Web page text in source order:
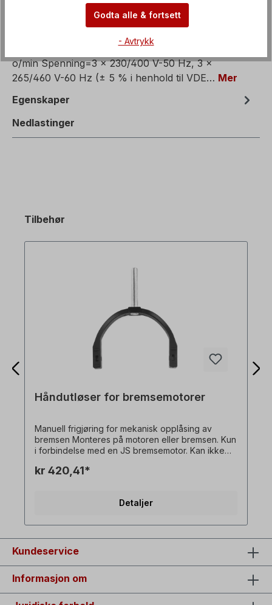
Bremsemotor, effekt=0,12 kW, hastighet=1000
o/min Spenning=3 x 230/400 V-50 Hz, 3 x
265/460 V-60 Hz (± 5 % i henhold til VDE… Mer
Egenskaper
Nedlastinger
Tilbehør
Håndutløser for bremsemotorer
Manuell frigjøring for mekanisk opplåsing av
bremsen Monteres på motoren eller bremsen. Kun
i forbindelse med en JS bremsemotor. Kan ikke
uforpliktende eksempler! Med forbehold om
kr 420,41*
Detaljer
Kundeservice
Informasjon om
Godta alle & fortsett
- Avtrykk